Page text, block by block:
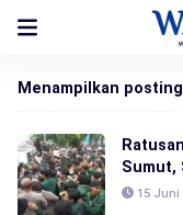
Menampilkan
Sumut,
15 Juni